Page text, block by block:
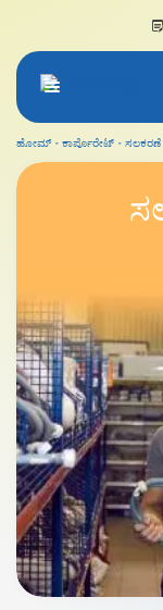
ಹೋಮ್ ಕಾರ್ಪೊರೇಟ್ ಸಲಕರಣೆ
ಸಲಕರಣೆ ಲೀಸಿಂಗ್